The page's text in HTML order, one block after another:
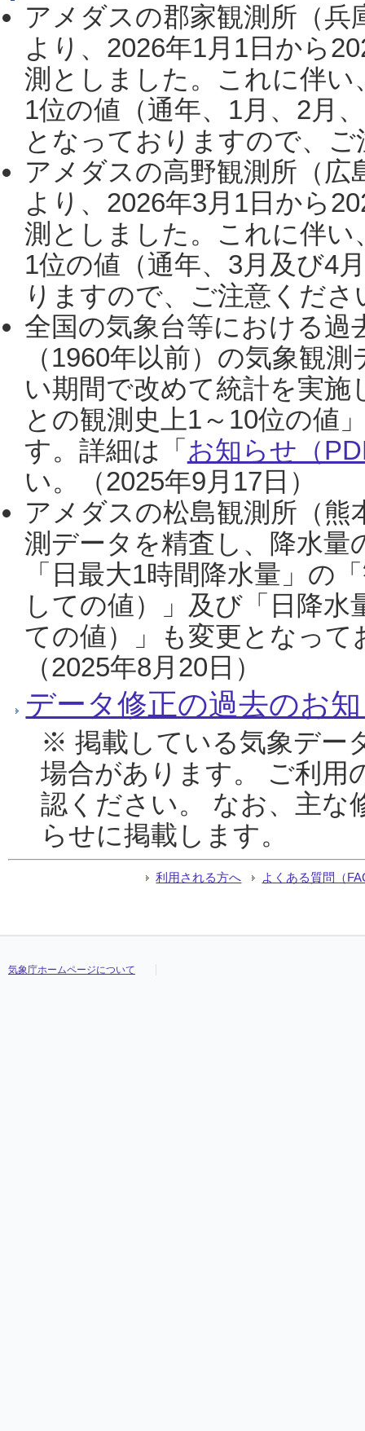
アメダスの郡家観測所（
より、2026年1月1日から
測としました。これに伴い
1位の値（通年、1月、2月
となっておりますので、
アメダスの高野観測所（
より、2026年3月1日から
測としました。これに伴い
1位の値（通年、3月及び4
りますので、ご注意くだ
全国の気象台等における過
（1960年以前）の気象観
い期間で改めて統計を実
との観測史上1～10位の値
す。詳細は「 お知らせ（
い。（2025年9月17日）
アメダスの松島観測所（熊
測データを精査し、降水
「日最大1時間降水量」の
しての値）」及び「日降
ての値）」も変更となっ
（2025年8月20日）
データ修正の過去のお
※ 掲載している気象デー
場合があります。 ご利用
認ください。 なお、主な
らせに掲載します。
利用される方へ よくある質問（
気象庁ホームページについて